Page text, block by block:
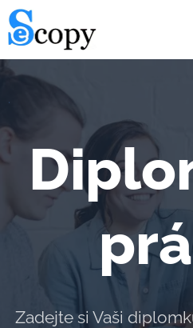
.
Zadejte si Vaši